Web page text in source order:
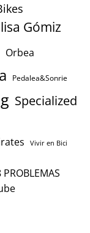
Gómiz
Orbea
Pedalea&Sonrie
Specialized
Vivir en Bici
PROBLEMAS